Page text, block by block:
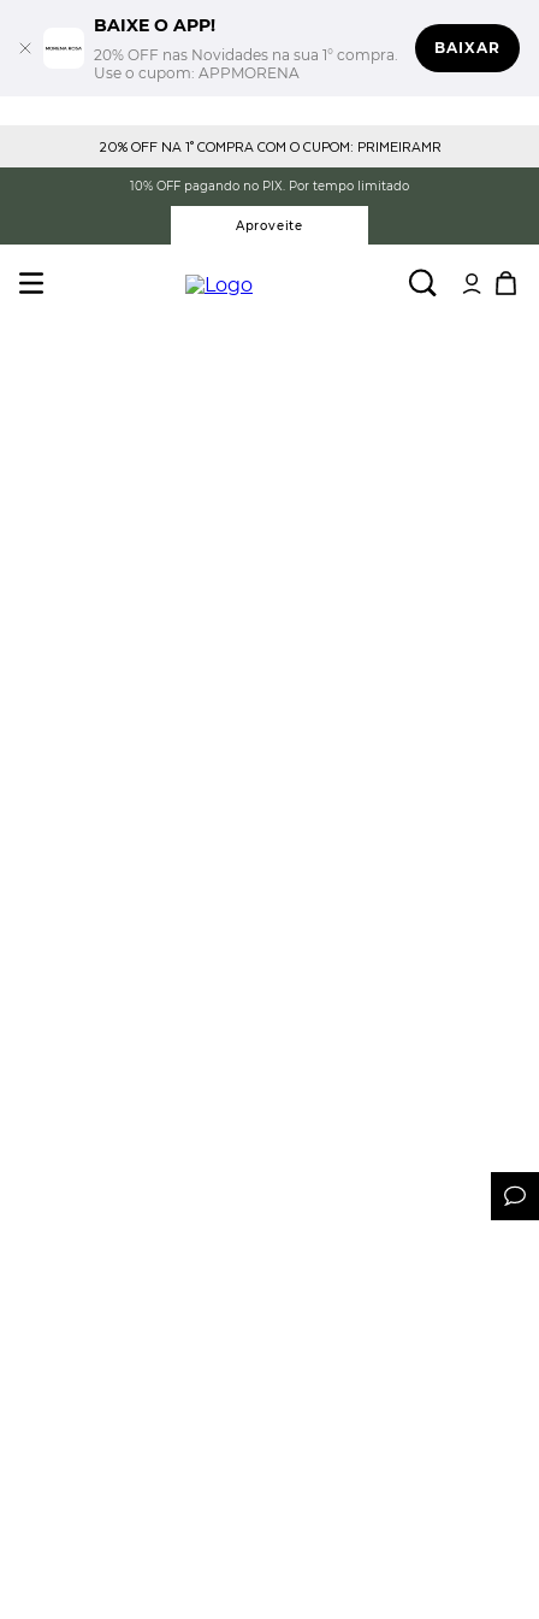
BAIXE O APP!
20% OFF nas Novidades na sua 1° compra.
Use o cupom: APPMORENA
BAIXAR
20% OFF NA 1° COMPRA COM O CUPOM: PRIMEIRAMR
10% OFF pagando no PIX. Por tempo limitado
Aproveite